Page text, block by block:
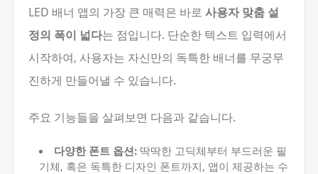
LED 배너 앱의 가장 큰 매력은 바로 사용자 맞춤 설
정의 폭이 넓다는 점입니다. 단순한 텍스트 입력에서
시작하여, 사용자는 자신만의 독특한 배너를 무궁무
진하게 만들어낼 수 있습니다.
주요 기능들을 살펴보면 다음과 같습니다.
다양한 폰트 옵션: 딱딱한 고딕체부터 부드러운 필
기체, 혹은 독특한 디자인 폰트까지, 앱이 제공하는 수